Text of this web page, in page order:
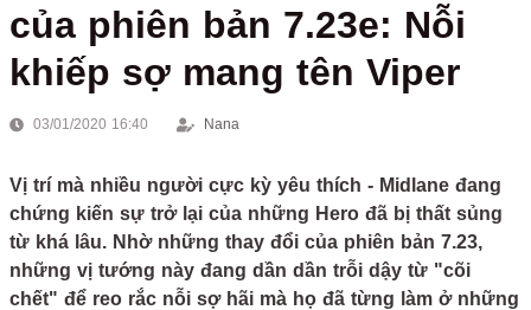
của phiên bản 7.23e: Nỗi
khiếp sợ mang tên Viper
03/01/2020 16:40 Nana
Vị trí mà nhiều người cực kỳ yêu thích - Midlane đang
chứng kiến sự trở lại của những Hero đã bị thất sủng
từ khá lâu. Nhờ những thay đổi của phiên bản 7.23,
những vị tướng này đang dần dần trỗi dậy từ "cõi
chết" để reo rắc nỗi sợ hãi mà họ đã từng làm ở những